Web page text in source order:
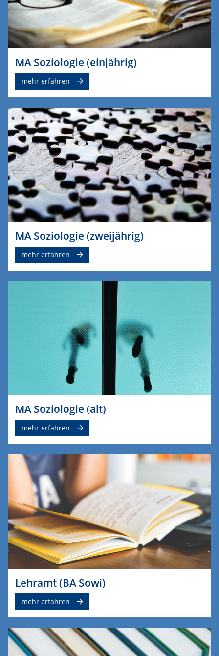
MA Soziologie (einjährig)
mehr erfahren
MA Soziologie (zweijährig)
mehr erfahren
MA Soziologie (alt)
mehr erfahren
Lehramt (BA Sowi)
mehr erfahren